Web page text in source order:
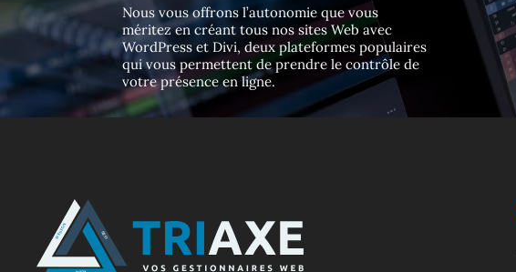
Nous vous offrons l’autonomie que vous
méritez en créant tous nos sites Web avec
WordPress et Divi, deux plateformes populaires
qui vous permettent de prendre le contrôle de
votre présence en ligne.